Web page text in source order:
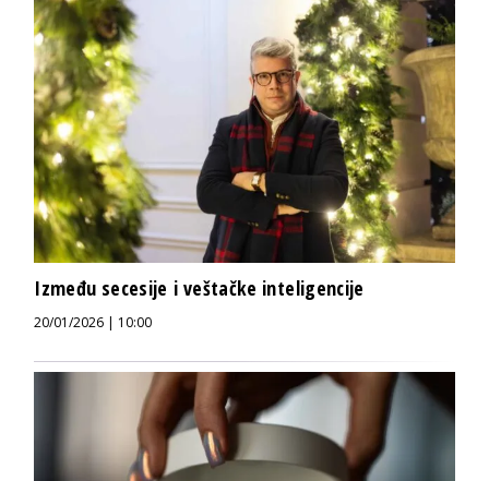
Između secesije i veštačke inteligencije
20/01/2026 | 10:00